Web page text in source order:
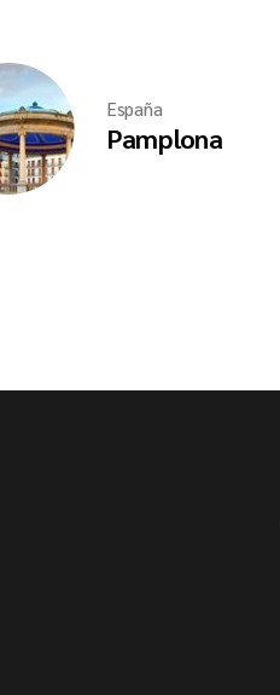
España
Pamplona